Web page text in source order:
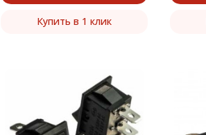
Купить в 1 клик